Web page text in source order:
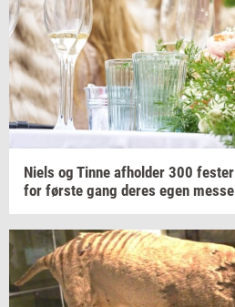
Niels og Tinne af­hol­der 300 fe­ster
for før­ste gang deres egen messe